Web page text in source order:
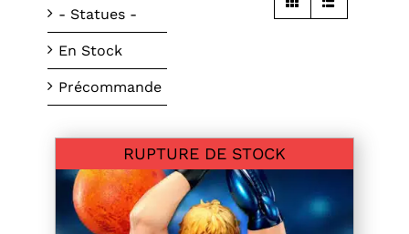
LICENCES
CONTACT
- Statues -
En Stock
Précommande
RUPTURE DE STOCK